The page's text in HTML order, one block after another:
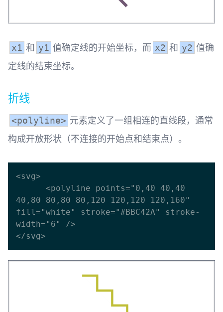
x1 和 y1 值确定线的开始坐标，而 x2 和 y2 值确
定线的结束坐标。
折线
<polyline> 元素定义了一组相连的直线段，通常
构成开放形状（不连接的开始点和结束点）。
<svg>
40,80 80,80 80,120 120,120 120,160"
fill="white" stroke="#BBC42A" stroke-
width="6" />